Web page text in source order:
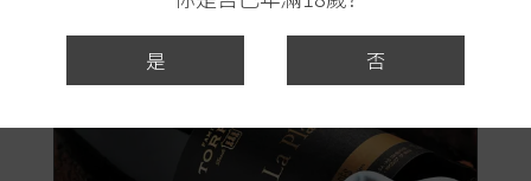
是 否
閱讀更多